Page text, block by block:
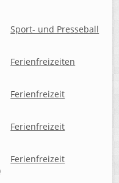
Sport- und Presseball
Ferienfreizeiten
Ferienfreizeit
Ferienfreizeit
Ferienfreizeit